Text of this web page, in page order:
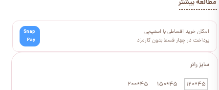
سایز رانر
45*120
45*150
45*200
مطالعه بیشتر
امکان خرید اقساطی با اسنپ‌پی
پرداخت در چهار قسط بدون کارمزد
Snap
Pay